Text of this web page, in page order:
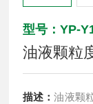
型号：YP-
油液颗粒
描述：油液颗